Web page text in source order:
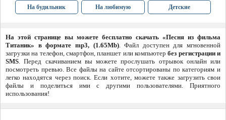
На будильник На любимую Детские
На этой странице вы можете бесплатно скачать «Песня из фильма
Титаник» в формате mp3, (1.65Mb). Файл доступен для мгновенной
загрузки на телефон, смартфон, планшет или компьютербез регистрации и
SMS. Перед скачиванием вы можете прослушать отрывок онлайн или
посмотреть превью. Все файлы на сайте отсортированы по категориям и
легко находятся через поиск. Если хотите, можете также загрузить свои
файлы и поделиться ими с другими пользователями. Приятного
использования!